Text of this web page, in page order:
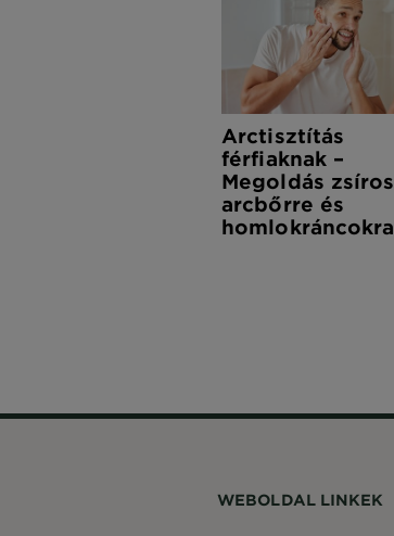
Arctisztítás
férfiaknak –
Megoldás zsíros
arcbőrre és
homlokráncokra
WEBOLDAL LINKEK